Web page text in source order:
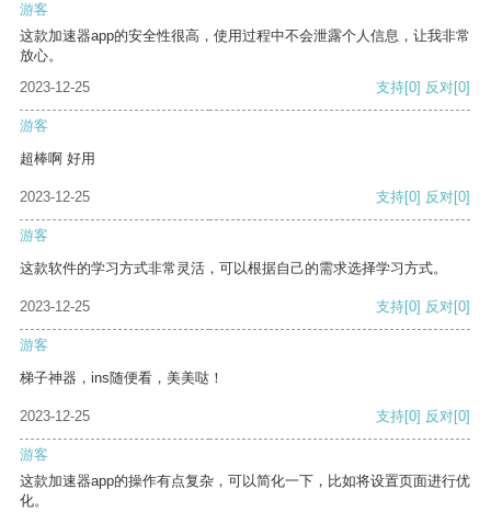
游客
这款加速器app的安全性很高，使用过程中不会泄露个人信息，让我非常
放心。
2023-12-25
支持[0] 反对[0]
游客
超棒啊 好用
2023-12-25 支持[0] 反对[0]
游客
这款软件的学习方式非常灵活，可以根据自己的需求选择学习方式。
2023-12-25 支持[0] 反对[0]
游客
梯子神器，ins随便看，美美哒！
2023-12-25 支持[0] 反对[0]
游客
这款加速器app的操作有点复杂，可以简化一下，比如将设置页面进行优
化。